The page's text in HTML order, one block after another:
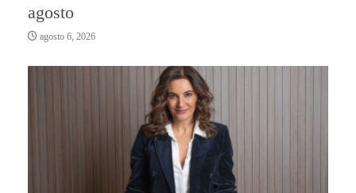
agosto
agosto 6, 2026